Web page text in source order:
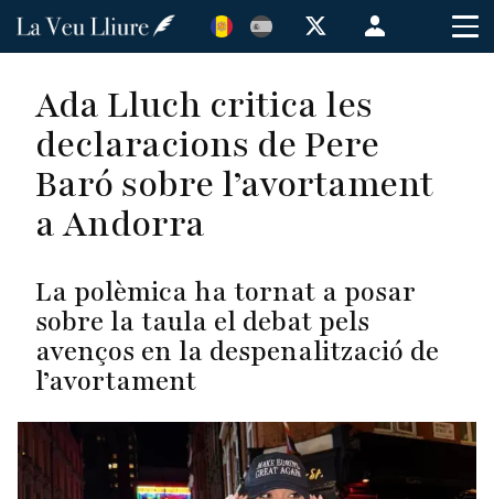
Vés
Menú
de
de
usuario
Ada Lluch critica les
declaracions de Pere
Baró sobre l’avortament
a Andorra
La polèmica ha tornat a posar
sobre la taula el debat pels
avenços en la despenalització de
l’avortament